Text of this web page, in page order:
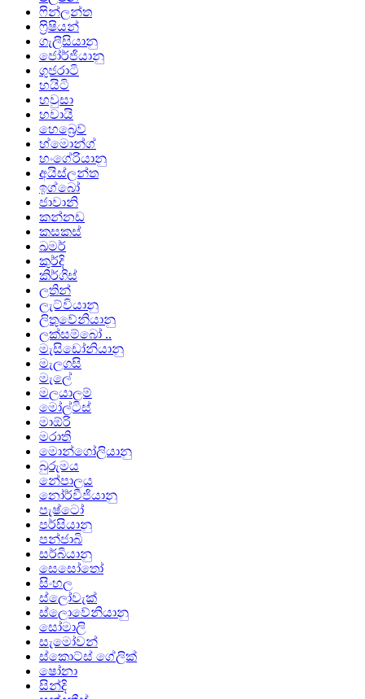
ෆින්ලන්ත
ෆ්‍රිෂියන්
ගැලීසියානු
ජෝර්ජියානු
ගුජරාටි
හයිටි
හවුසා
හවායි
හෙබ්‍රෙව්
හ්මොන්ග්
හංගේරියානු
අයිස්ලන්ත
ඉග්බෝ
ජාවානි
කන්නඩ
කසකස්
ඛමර්
කුර්දි
කිර්ගිස්
ලතින්
ලැට්වියානු
ලිතුවේනියානු
ලක්සම්බෝ ..
මැසිඩෝනියානු
මැලගසි
මැලේ
මලයාලම්
මෝල්ටිස්
මාඕරි
මරාති
මොන්ගෝලියානු
බුරුමය
නේපාලය
නෝර්වීජියානු
පැෂ්ටෝ
පර්සියානු
පන්ජාබි
සර්බියානු
සෙසෝතෝ
සිංහල
ස්ලෝවැක්
ස්ලොවේනියානු
සෝමාලි
සැමෝවන්
ස්කොට්ස් ගේලික්
ෂෝනා
සින්දි